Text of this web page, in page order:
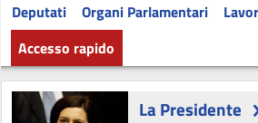
Deputati Organi Parlamentari
Accesso rapido
La Presidente